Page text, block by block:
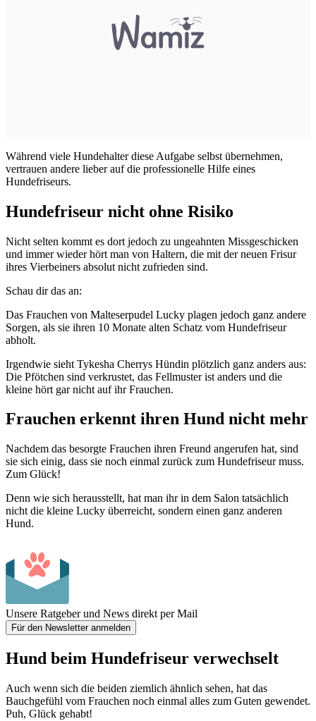
Während viele Hundehalter diese Aufgabe selbst übernehmen,
vertrauen andere lieber auf die professionelle Hilfe eines
Hundefriseurs.
Hundefriseur nicht ohne Risiko
Nicht selten kommt es dort jedoch zu ungeahnten Missgeschicken
und immer wieder hört man von Haltern, die mit der neuen Frisur
ihres Vierbeiners absolut nicht zufrieden sind.
Schau dir das an:
Das Frauchen von Malteserpudel Lucky plagen jedoch ganz andere
Sorgen, als sie ihren 10 Monate alten Schatz vom Hundefriseur
abholt.
Irgendwie sieht Tykesha Cherrys Hündin plötzlich ganz anders aus:
Die Pfötchen sind verkrustet, das Fellmuster ist anders und die
kleine hört gar nicht auf ihr Frauchen.
Frauchen erkennt ihren Hund nicht mehr
Nachdem das besorgte Frauchen ihren Freund angerufen hat, sind
sie sich einig, dass sie noch einmal zurück zum Hundefriseur muss.
Zum Glück!
Denn wie sich herausstellt, hat man ihr in dem Salon tatsächlich
nicht die kleine Lucky überreicht, sondern einen ganz anderen
Hund.
Unsere Ratgeber und News direkt per Mail
Für den Newsletter anmelden
Hund beim Hundefriseur verwechselt
Auch wenn sich die beiden ziemlich ähnlich sehen, hat das
Bauchgefühl vom Frauchen noch einmal alles zum Guten gewendet.
Puh, Glück gehabt!